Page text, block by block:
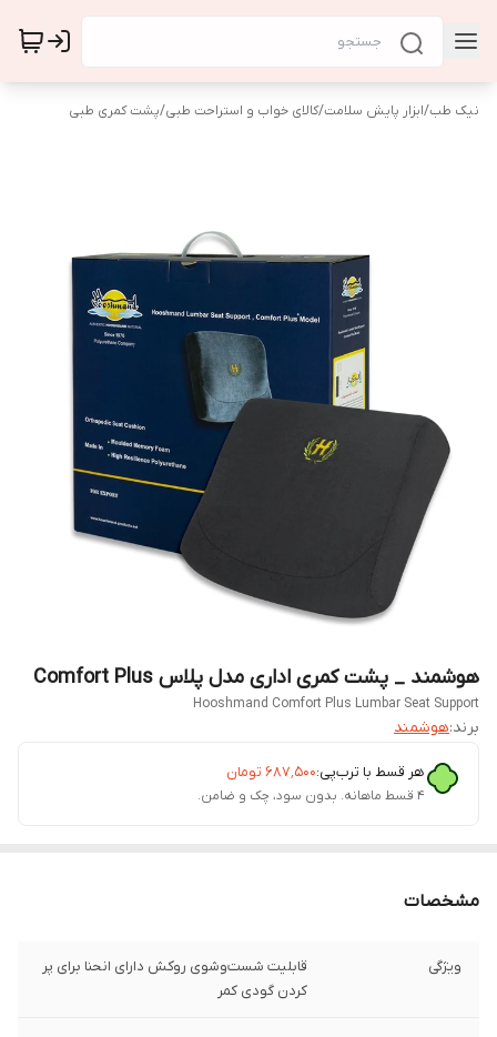
نیک طب/ابزار پایش سلامت/کالای خواب و استراحت طبی/پشت کمری طبی
هوشمند _ پشت کمری اداری مدل پلاس Comfort Plus
Hooshmand Comfort Plus Lumbar Seat Support
برند:هوشمند
هر قسط با ترب‌پی:۶۸۷٬۵۰۰ تومان
۴ قسط ماهانه. بدون سود، چک و ضامن.
مشخصات
ویژگی
قابلیت شست‌و‌شوی روکش دارای انحنا برای پر
کردن گودی کمر